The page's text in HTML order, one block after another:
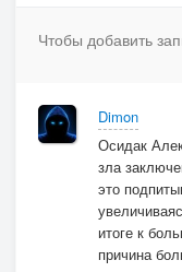
Чтобы добавить
Dimon
Осидак
зла
это
итоге к
причина